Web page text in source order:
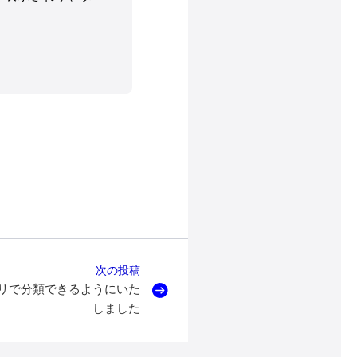
次の投稿
で分類できるようにいた
しました